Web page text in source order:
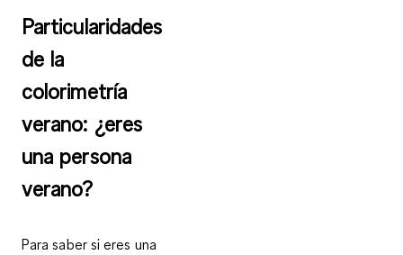
Particularidades
de la
colorimetría
verano: ¿eres
una persona
verano?
Para saber si eres una